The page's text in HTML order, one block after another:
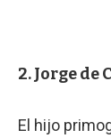
2. Jorge de
El hijo